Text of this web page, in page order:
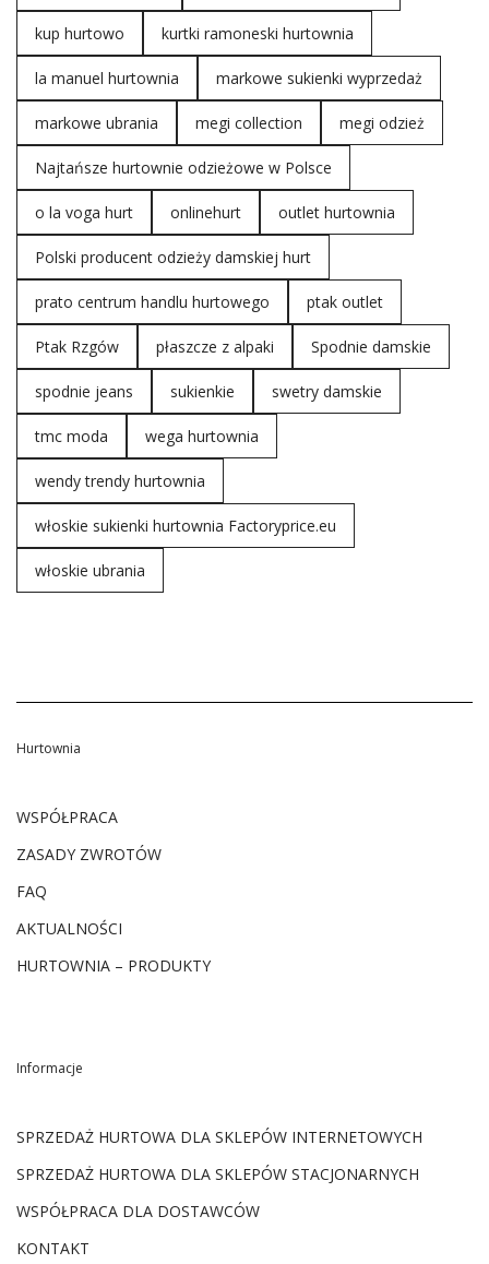
kup hurtowo kurtki ramoneski hurtownia
la manuel hurtownia markowe sukienki wyprzedaż
markowe ubrania megi collection megi odzież
Najtańsze hurtownie odzieżowe w Polsce
o la voga hurt onlinehurt outlet hurtownia
Polski producent odzieży damskiej hurt
prato centrum handlu hurtowego ptak outlet
Ptak Rzgów płaszcze z alpaki Spodnie damskie
spodnie jeans sukienkie swetry damskie
tmc moda wega hurtownia
wendy trendy hurtownia
włoskie sukienki hurtownia Factoryprice.eu
włoskie ubrania
Hurtownia
WSPÓŁPRACA
ZASADY ZWROTÓW
FAQ
AKTUALNOŚCI
HURTOWNIA – PRODUKTY
Informacje
SPRZEDAŻ HURTOWA DLA SKLEPÓW INTERNETOWYCH
SPRZEDAŻ HURTOWA DLA SKLEPÓW STACJONARNYCH
WSPÓŁPRACA DLA DOSTAWCÓW
KONTAKT